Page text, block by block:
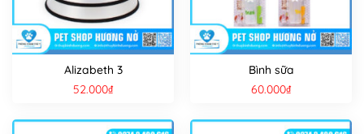
Alizabeth 3
52.000₫
Bình sữa
60.000₫